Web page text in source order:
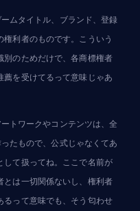
ムタイトル、ブランド、登録
利者のものです。こういう
別のためだけで、各商標権者
薦を受けてるって意味じゃあ
トワークやコンテンツは、全
たもので、公式じゃなくてあ
して扱ってね。ここで名前が
とは一切関係ないし、権利者
るって意味でも、そう匂わせ